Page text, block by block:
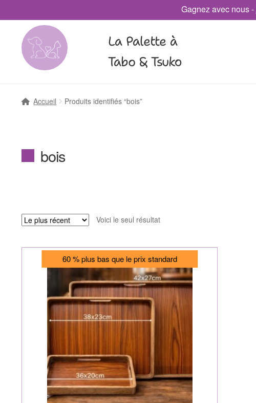
Gagnez avec nous -
La Palette à
Tabo & Tsuko
Accueil Produits identifiés “bois”
bois
Voici le seul résultat
60 % plus bas que le prix standard